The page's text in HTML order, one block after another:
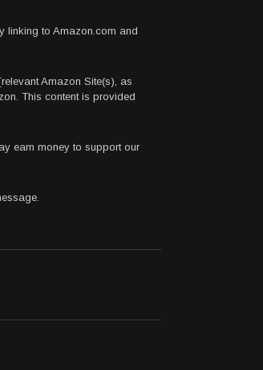
linking to Amazon.com and
Amazon Site(s), as
This content is provided
earn money to support our